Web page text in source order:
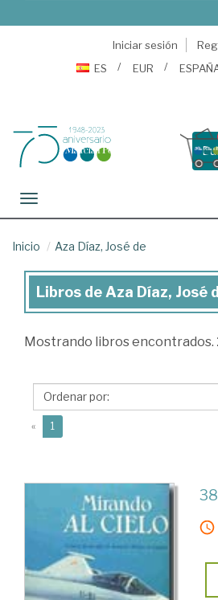
Iniciar sesión
ES
EUR
Toggle navigation
Inicio Aza Díaz, José de
Libros
Aza
José
de
Libros de Aza Díaz, José
Mostrando libros encontrados.
« 1